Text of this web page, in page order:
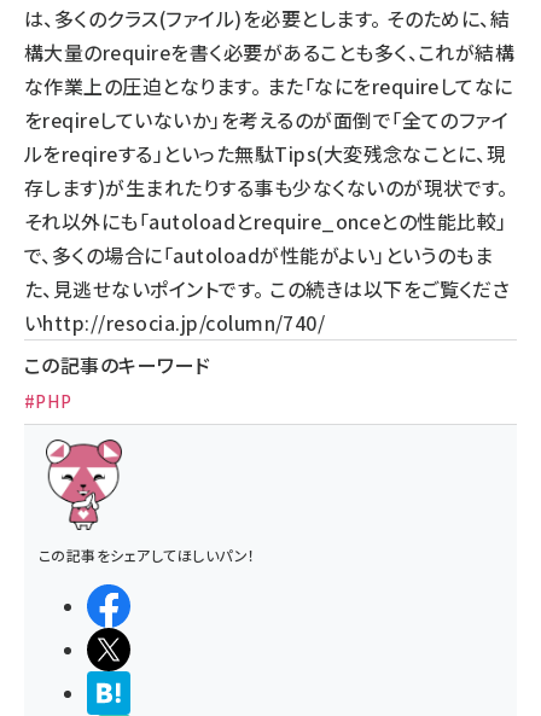
は、多くのクラス(ファイル)を必要とします。 そのために、結
構大量のrequireを書く必要があることも多く、これが結構
な作業上の圧迫となります。 また「なにをrequireしてなに
をreqireしていないか」を考えるのが面倒で「全てのファイ
ルをreqireする」といった無駄Tips(大変残念なことに、現
存します)が生まれたりする事も少なくないのが現状です。
それ以外にも「autoloadとrequire_onceとの性能比較」
で、多くの場合に「autoloadが性能がよい」というのもま
た、見逃せないポイントです。 この続きは以下をご覧くださ
いhttp://resocia.jp/column/740/
この記事のキーワード
#PHP
この記事をシェアしてほしいパン！